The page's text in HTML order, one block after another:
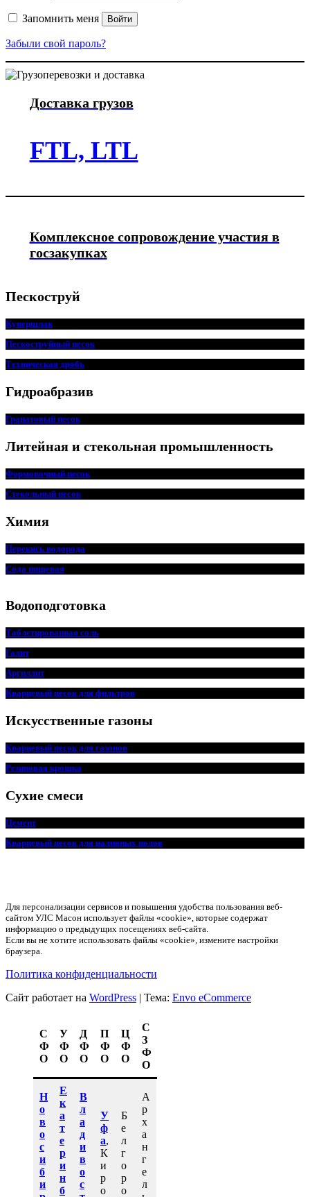
Запомнить меня Войти
Забыли свой пароль?
Доставка грузов
FTL, LTL
Комплексное сопровождение участия в
госзакупках
Пескоструй
Купершлак
Пескоструйный песок
Техническая дробь
Гидроабразив
Гранатовый песок
Литейная и стекольная промышленность
Формовочный песок
Стекольный песок
Химия
Перекись водорода
Сода пищевая
Водоподготовка
Таблетированная соль
Галит
Аргиллит
Кварцевый песок для фильтров
Искусственные газоны
Кварцевый песок для газонов
Резиновая крошка
Сухие смеси
Цемент
Кварцевый песок для наливных полов
Для персонализации сервисов и повышения удобства пользования веб-
сайтом УЛС Масон использует файлы «cookie», которые содержат
информацию о предыдущих посещениях веб-сайта.
Если вы не хотите использовать файлы «cookie», измените настройки
браузера.
Политика конфиденциальности
Сайт работает на WordPress | Тема: Envo eCommerce
С
Ф
О
У
Ф
О
Д
Ф
О
П
Ф
О
Ц
Ф
О
С
З
Ф
О
Н
о
в
о
с
и
б
и
Е
к
а
т
е
р
и
н
б
В
л
а
д
и
в
о
с
У
ф
а,
К
и
р
о
Б
е
л
г
о
р
о
А
р
х
а
н
г
е
л